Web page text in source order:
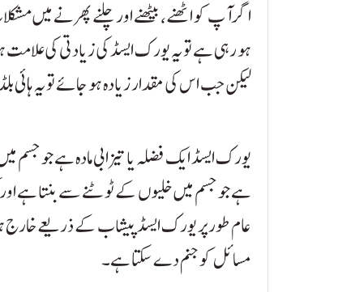
اگر آپ کو اٹھنے، بیٹھنے اور چلنے پھرنے میں
ہو رہی ہے تو یہ یورک ایسڈ کی زیادتی کی
لیکن جب اس کی مقدار زیادہ ہو جائے تو یہ
یورک ایسڈ ایک فضلہ یا تیزابی مادہ ہے جو جسم
ہے جو جسم میں خلیوں کے ٹوٹنے سے بنتا ہے
عام طور پر یورک ایسڈ پیشاب کے ذریعے خارج
مسائل کو جنم دے سکتا ہے۔